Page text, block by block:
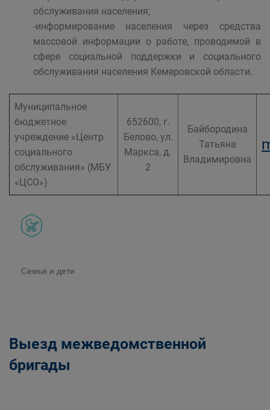
обслуживания населения;
-информирование населения через средства
массовой информации о работе, проводимой в
сфере социальной поддержки и социального
обслуживания населения Кемеровской области.
Муниципальное
бюджетное
учреждение «Центр
социального
обслуживания» (МБУ
«ЦСО»)
652600, г.
Белово, ул.
Маркса, д.
2
Байбородина
Татьяна
Владимировна
Семья и дети
Выезд межведомственной
бригады